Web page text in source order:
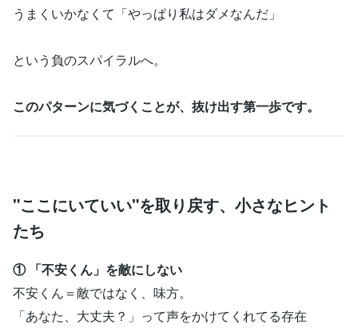
うまくいかなくて「やっぱり私はダメなんだ」
という負のスパイラルへ。
このパターンに気づくことが、抜け出す第一歩です。
"ここにいていい"を取り戻す、小さなヒント
たち
① 「不安くん」を敵にしない
不安くん＝敵ではなく、味方。
「あなた、大丈夫？」って声をかけてくれてる存在